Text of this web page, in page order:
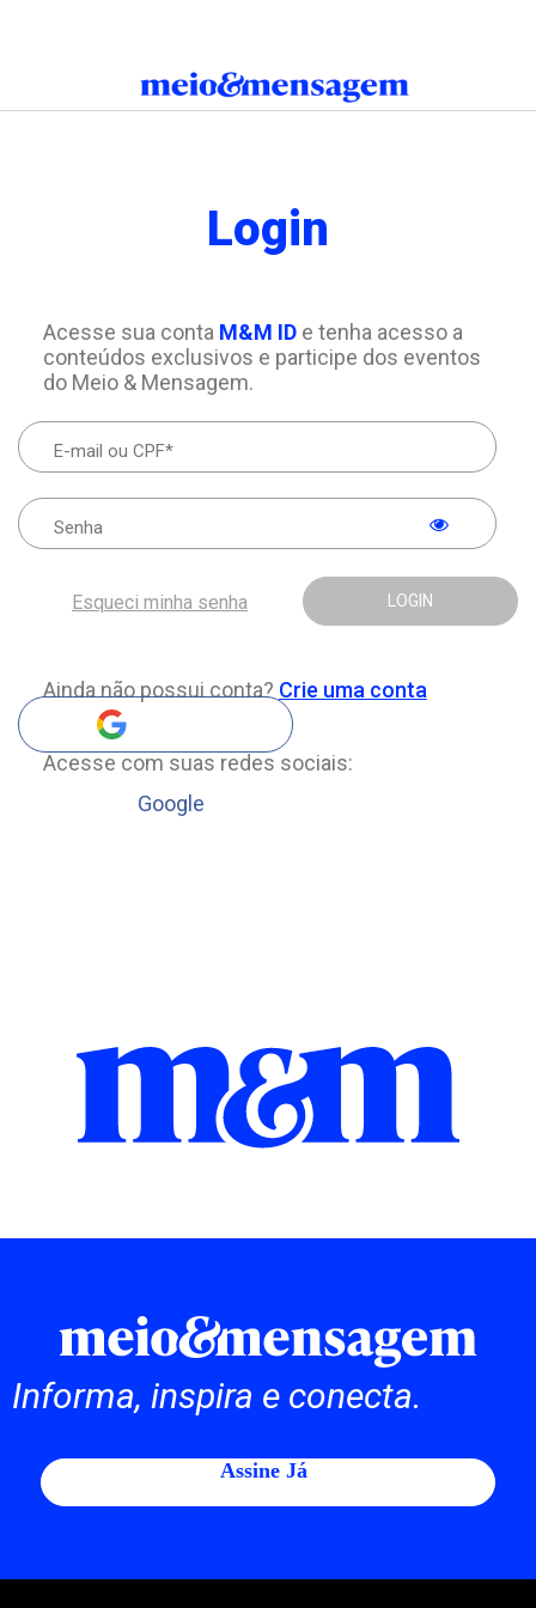
Login
Acesse sua conta M&M IDe tenha acesso a
conteúdos exclusivos e participe dos eventos
do Meio & Mensagem.
LOGIN
Esqueci minha senha
Ainda não possui conta? Crie uma conta
Acesse com suas redes sociais:
Google
Informa, inspira e conecta.
Assine Já